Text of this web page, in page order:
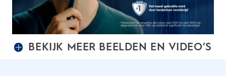
BEKIJK MEER BEELDEN EN VIDEO’S